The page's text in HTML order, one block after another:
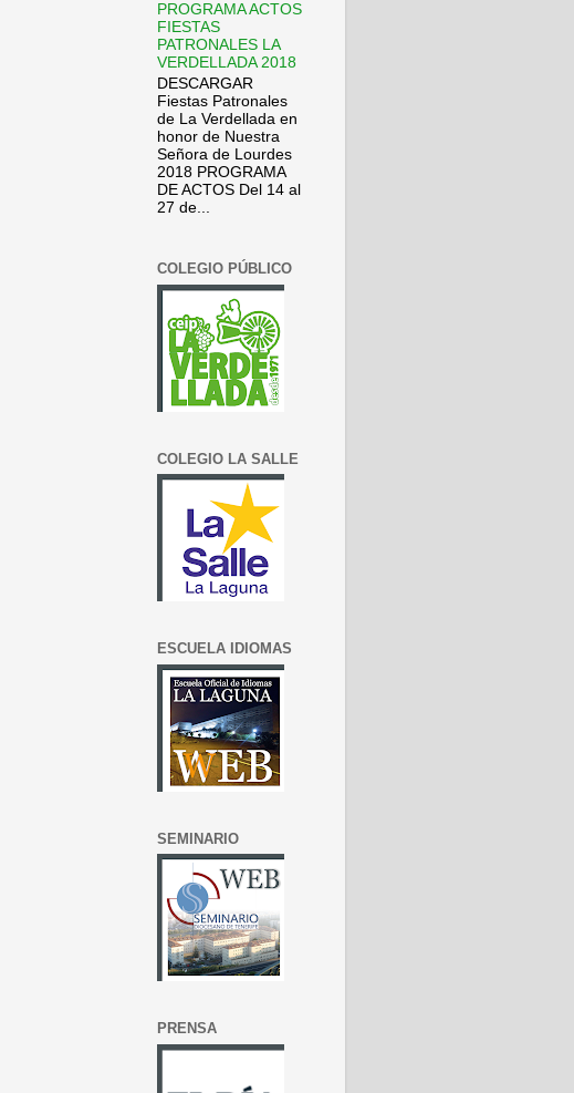
PROGRAMA ACTOS
FIESTAS
PATRONALES LA
VERDELLADA 2018
DESCARGAR
Fiestas Patronales
de La Verdellada en
honor de Nuestra
Señora de Lourdes
2018 PROGRAMA
DE ACTOS Del 14 al
27 de...
COLEGIO PÚBLICO
COLEGIO LA SALLE
ESCUELA IDIOMAS
SEMINARIO
PRENSA